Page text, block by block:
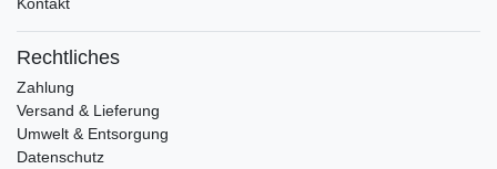
Kontakt
Rechtliches
Zahlung
Versand & Lieferung
Umwelt & Entsorgung
Datenschutz